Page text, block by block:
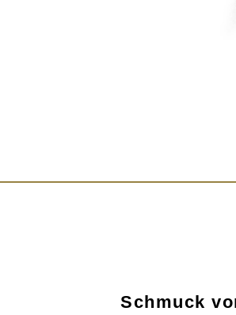
Schmuck